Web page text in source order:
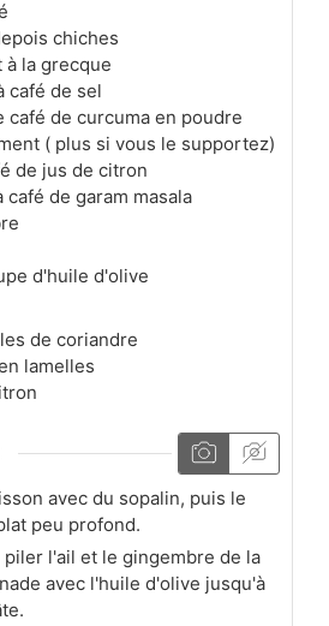
chiches
à la grecque
café de sel
café de curcuma en poudre
( plus si vous le supportez)
de jus de citron
café de garam masala
d'huile d'olive
de coriandre
lamelles
avec du sopalin, puis le
peu profond.
piler l'ail et le gingembre de la
avec l'huile d'olive jusqu'à